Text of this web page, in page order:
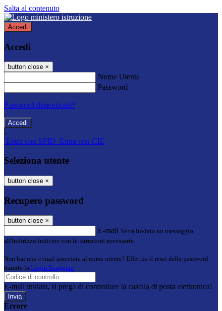
Salta al contenuto
Accedi
Accedi
button close ×
Nome Utente
Password
Password dimenticata?
-
Entra con SPID Entra con CIE
Seleziona utente
button close ×
Recupero password
button close ×
E-mail Verrà inviato un messaggio
all'indirizzo indicato con le istruzioni necessarie.
Non hai una e-mail associata al nome utente? Effettua il reset della password
tramite la Login Spaggiari
E-mail inviata, si prega di controllare la casella di posta elettronica!
Errore